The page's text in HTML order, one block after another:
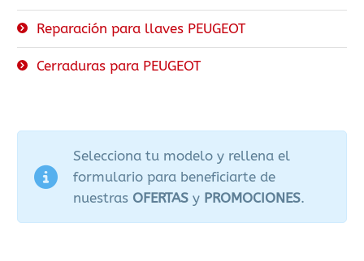
Reparación para llaves PEUGEOT
Cerraduras para PEUGEOT
Selecciona tu modelo y rellena el
formulario para beneficiarte de
nuestras OFERTAS y PROMOCIONES.